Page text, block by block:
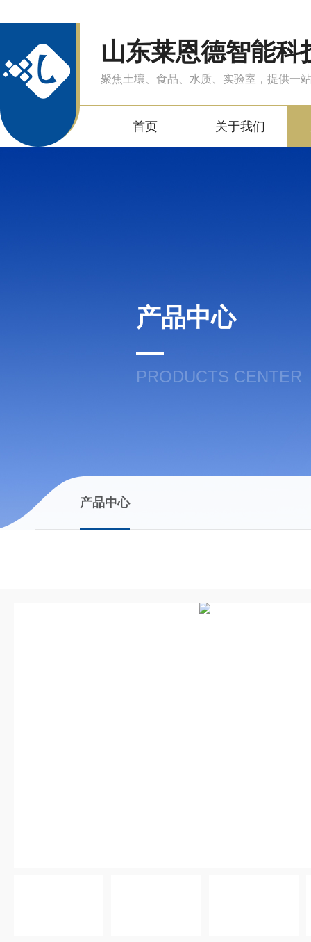
山东莱恩德智能科
聚焦土壤、食品、水质、实验室，提供一
首页 关于我们
产品中心
PRODUCTS CENTER
产品中心